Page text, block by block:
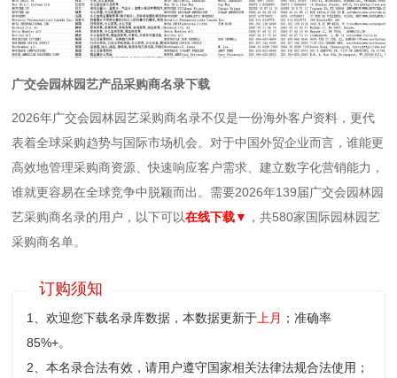
广交会园林园艺产品采购商名录下载
2026年广交会园林园艺采购商名录不仅是一份海外客户资料，更代
表着全球采购趋势与国际市场机会。对于中国外贸企业而言，谁能更
高效地管理采购商资源、快速响应客户需求、建立数字化营销能力，
谁就更容易在全球竞争中脱颖而出。需要2026年139届广交会园林园
艺采购商名录的用户，以下可以在线下载▼ ，共580家国际园林园艺
采购商名单。
订购须知
1、欢迎您下载名录库数据，本数据更新于上月 ；准确率
85%+。
2、本名录合法有效，请用户遵守国家相关法律法规合法使用；